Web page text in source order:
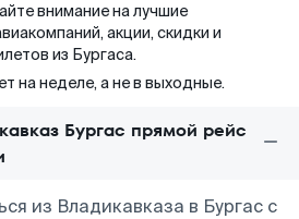
внимание на лучшие
акции, скидки и
из Бургаса.
на неделе, а не в выходные.
Бургас прямой рейс
из Владикавказа в Бургас с